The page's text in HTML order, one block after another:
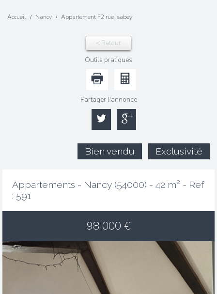
Accueil Nancy Appartement F2 rue Isabey
< Retour
Outils pratiques
Partager l'annonce
Bien vendu Exclusivité
Appartements - Nancy (54000) - 42 m² - Ref
: 591
98 000 €